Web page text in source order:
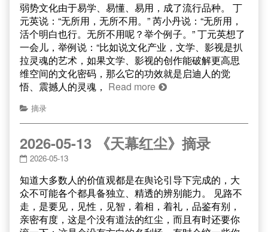
弱势文化由于易学、易懂、易用，成了流行品种。 丁
元英说：“无所用，无所不用。” 芮小丹说：“无所用，
活个明白也行。无所不用呢？举个例子。” 丁元英想了
一会儿，举例说：“比如说文化产业，文学、影视是扒
拉灵魂的艺术，如果文学、影视的创作能破解更高思
维空间的文化密码，那么它的功效就是启迪人的觉
悟、震撼人的灵魂， Read more
摘录
2026-05-13 《天幕红尘》摘录
2026-05-13
知道大多数人的价值观都是在舆论引导下完成的，大
众不可能各个都具备独立、精透的辨别能力。 见路不
走，是要见，见性，见智，着相，着礼，品鉴有别，
亲密有度，这是个没有道法的红尘，而且有时还要你